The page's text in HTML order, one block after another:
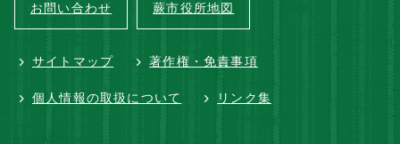
お問い合わせ 蕨市役所地図
サイトマップ 著作権・免責事項
個人情報の取扱について リンク集